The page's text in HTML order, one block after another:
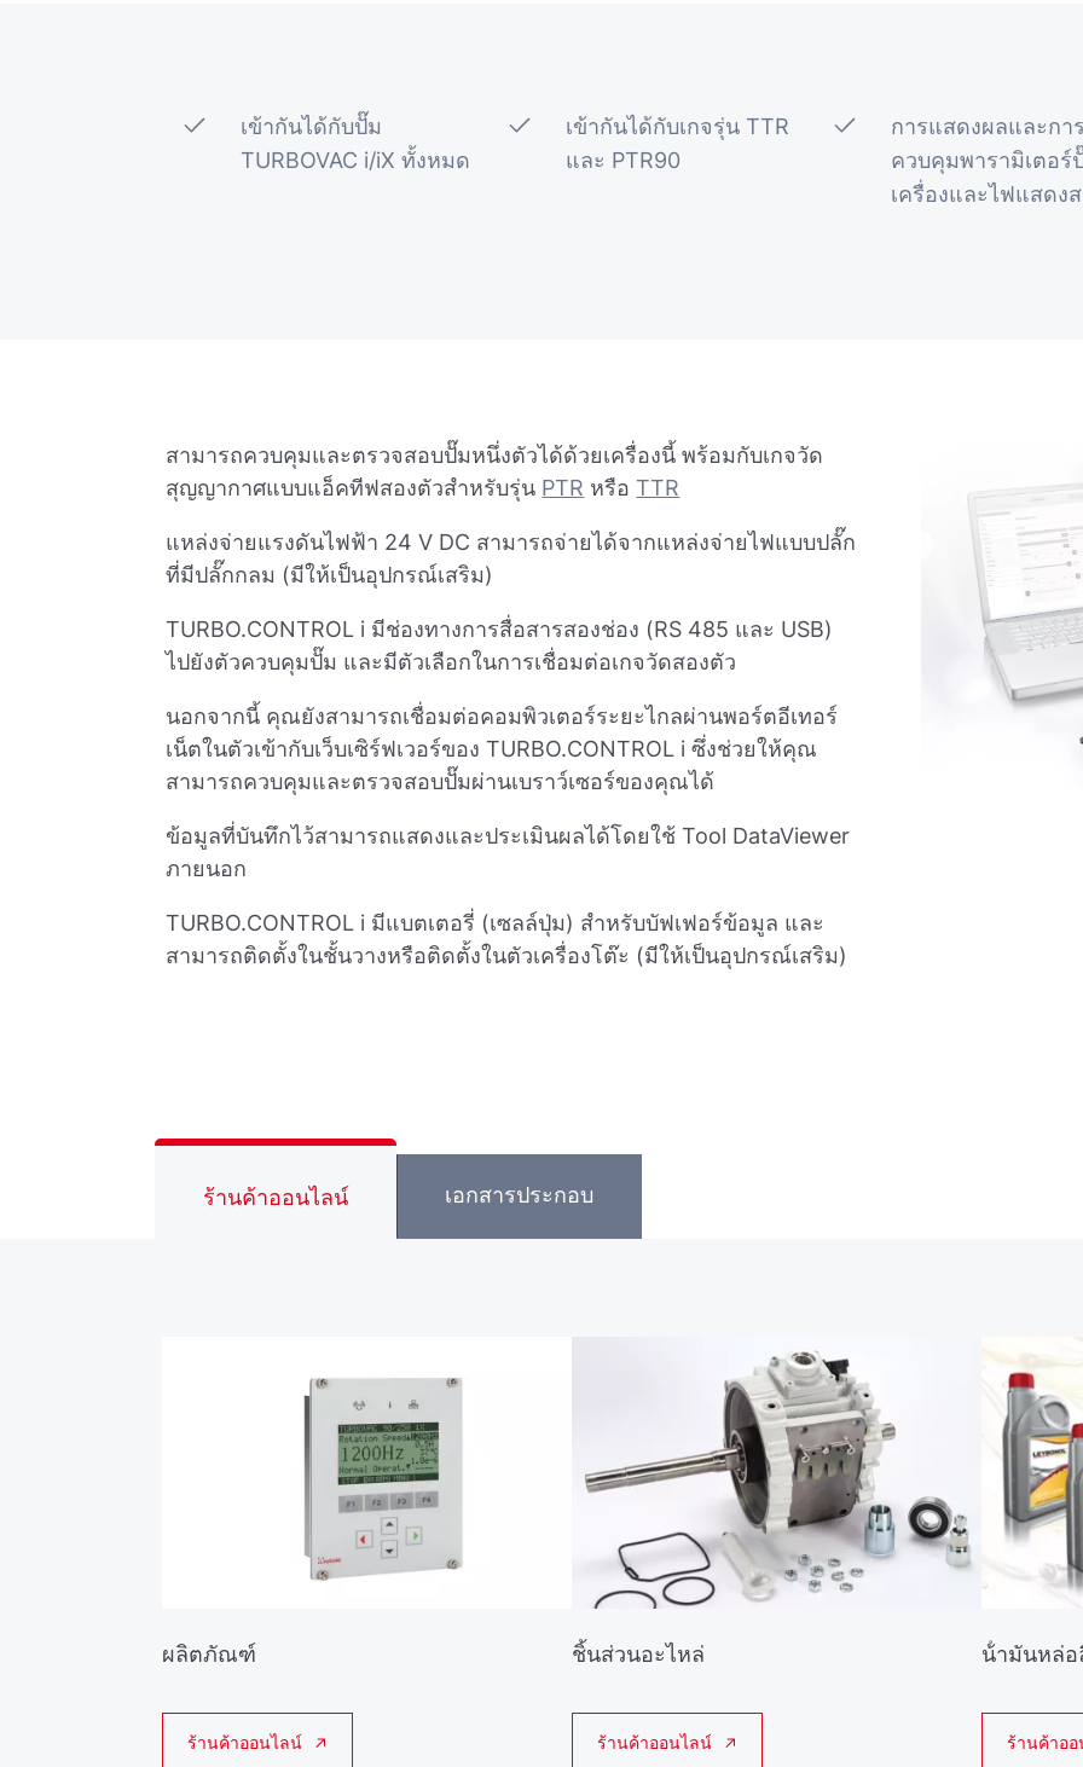
เข้ากันได้กับปั๊ม
TURBOVAC i/iX ทั้งหมด
เข้ากันได้กับเกจรุ่น TTR
และ PTR90
การแสดงผลและกา
ควบคุมพารามิเตอร์
เครื่องและไฟแสดง
สามารถควบคุมและตรวจสอบปั๊มหนึ่งตัวได้ด้วยเครื่องนี้ พร้อมกับเกจวัด
สุญญากาศแบบแอ็คทีฟสองตัวสําหรับรุ่น PTR หรือ TTR
แหล่งจ่ายแรงดันไฟฟ้า 24 V DC สามารถจ่ายได้จากแหล่งจ่ายไฟแบบปลั๊ก
ที่มีปลั๊กกลม (มีให้เป็นอุปกรณ์เสริม)
TURBO.CONTROL i มีช่องทางการสื่อสารสองช่อง (RS 485 และ USB)
ไปยังตัวควบคุมปั๊ม และมีตัวเลือกในการเชื่อมต่อเกจวัดสองตัว
นอกจากนี้ คุณยังสามารถเชื่อมต่อคอมพิวเตอร์ระยะไกลผ่านพอร์ตอีเทอร์
เน็ตในตัวเข้ากับเว็บเซิร์ฟเวอร์ของ TURBO.CONTROL i ซึ่งช่วยให้คุณ
สามารถควบคุมและตรวจสอบปั๊มผ่านเบราว์เซอร์ของคุณได้
ข้อมูลที่บันทึกไว้สามารถแสดงและประเมินผลได้โดยใช้ Tool DataViewer
ภายนอก
TURBO.CONTROL i มีแบตเตอรี่ (เซลล์ปุ่ม) สําหรับบัฟเฟอร์ข้อมูล และ
สามารถติดตั้งในชั้นวางหรือติดตั้งในตัวเครื่องโต๊ะ (มีให้เป็นอุปกรณ์เสริม)
ร้านค้าออนไลน์ เอกสารประกอบ
ผลิตภัณฑ์
ร้านค้าออนไลน์
ชิ้นส่วนอะไหล่
ร้านค้าออนไลน์
น้ํามันหล่อ
ร้านค้าอ